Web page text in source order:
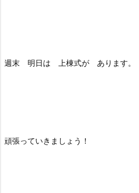
週末 明日は 上棟式が あります。
頑張っていきましょう！